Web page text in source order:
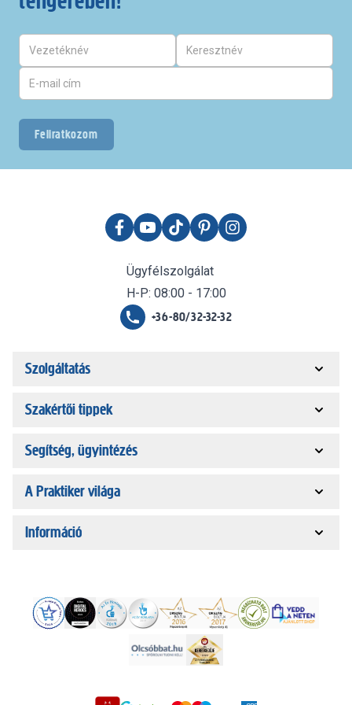
Feliratkozom
Ügyfélszolgálat
H-P: 08:00 - 17:00
+36-80/32-32-32
Szolgáltatás
Szakértői tippek
Segítség, ügyintézés
A Praktiker világa
Információ